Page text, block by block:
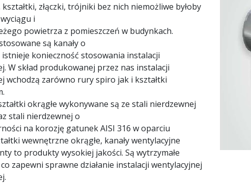
kształtki, złączki, trójniki bez nich niemożliwe byłoby
i
powietrza z pomieszczeń w budynkach.
są kanały o
konieczność stosowania instalacji
W skład produkowanej przez nas instalacji
wchodzą zarówno rury spiro jak i kształtki
okrągłe wykonywane są ze stali nierdzewnej
stali nierdzewnej o
na korozję gatunek AISI 316 w oparciu
wewnętrzne okrągłe, kanały wentylacyjne
to produkty wysokiej jakości. Są wytrzymałe
zapewni sprawne działanie instalacji wentylacyjnej